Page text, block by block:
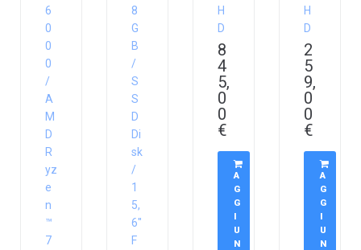
6
0
0
0
/
A
M
D
R
yz
e
n
™
7
8
G
B
/
S
S
D
Di
sk
/
1
5,
6″
F
H
D
8
4
5,
0
0
€
A
G
G
I
U
N
H
D
2
5
9,
0
0
€
A
G
G
I
U
N